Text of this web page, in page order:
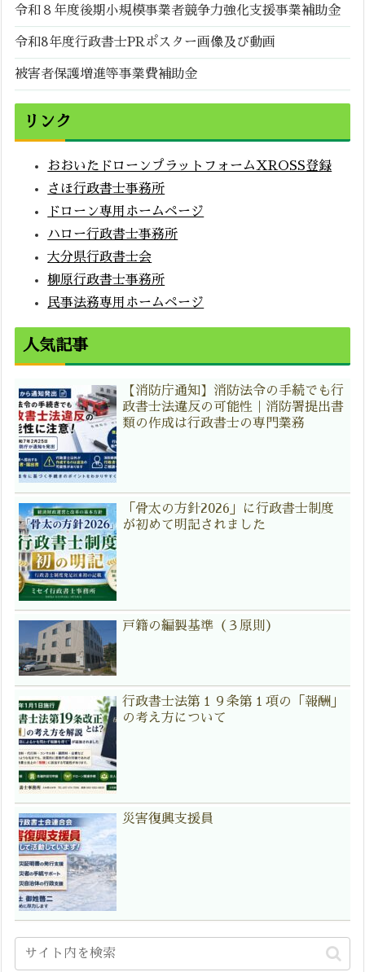
令和８年度後期小規模事業者競争力強化支援事業補助金
令和8年度行政書士PRポスター画像及び動画
被害者保護増進等事業費補助金
リンク
おおいたドローンプラットフォームXROSS登録
さほ行政書士事務所
ドローン専用ホームページ
ハロー行政書士事務所
大分県行政書士会
柳原行政書士事務所
民事法務専用ホームページ
人気記事
【消防庁通知】消防法令の手続でも行
政書士法違反の可能性｜消防署提出書
類の作成は行政書士の専門業務
「骨太の方針2026」に行政書士制度
が初めて明記されました
戸籍の編製基準（３原則）
行政書士法第１９条第１項の「報酬」
の考え方について
災害復興支援員